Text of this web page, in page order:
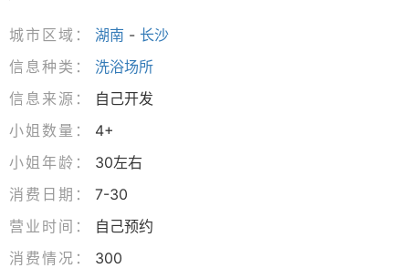
城市区域： 湖南 - 长沙
信息种类：
洗浴场所
信息来源：
自己开发
小姐数量：
4+
小姐年龄：
30左右
消费日期：
7-30
营业时间：
自己预约
消费情况：
300